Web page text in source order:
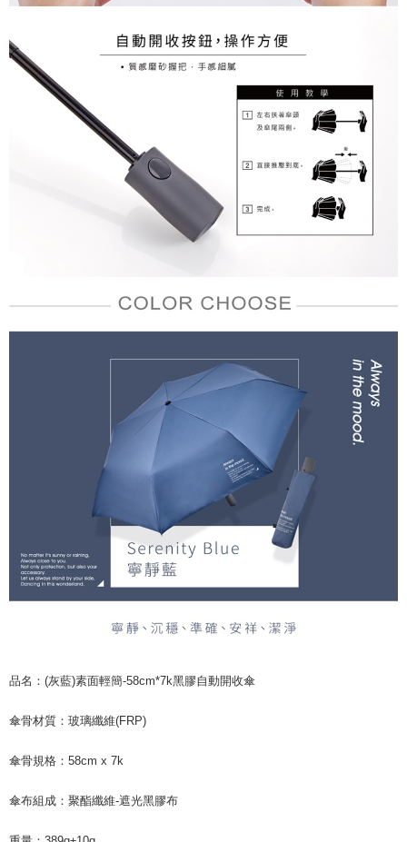
品名：(灰藍)素面輕簡-58cm*7k黑膠自動開收傘
傘骨材質：玻璃纖維(FRP)
傘骨規格：58cm x 7k
傘布組成：聚酯纖維-遮光黑膠布